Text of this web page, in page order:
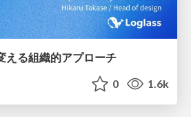
える組織的アプローチ
0 1.6k